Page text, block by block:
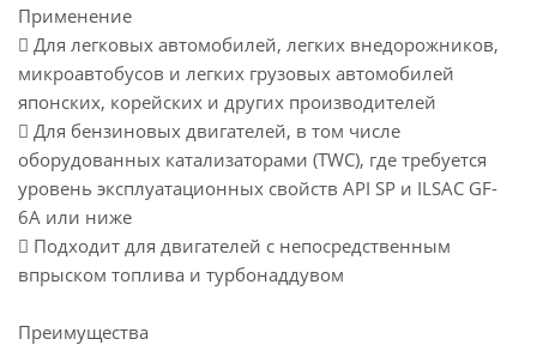
Применение
 Для легковых автомобилей, легких внедорожников,
микроавтобусов и легких грузовых автомобилей
японских, корейских и других производителей
 Для бензиновых двигателей, в том числе
оборудованных катализаторами (TWC), где требуется
уровень эксплуатационных свойств API SP и ILSAC GF-
6A или ниже
 Подходит для двигателей с непосредственным
впрыском топлива и турбонаддувом
Преимущества